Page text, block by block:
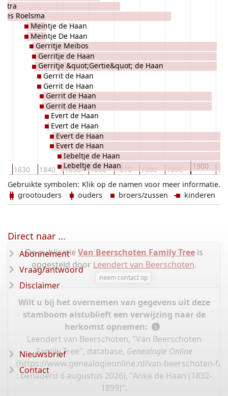
1830 1840 1850 1860 1870 1880 1890 1900
Roelsma
Meintje de Haan
Meintje De Haan
Gerritje Meibos
Gerritje de Haan
Gerritje &quot;Gertie&quot; de Haan
Gerrit de Haan
Gerrit de Haan
Gerrit de Haan
Gerrit de Haan
Evert de Haan
Evert de Haan
Evert de Haan
Evert de Haan
Iebeltje de Haan
Lebeltje de Haan
Klik op de namen voor meer informatie.
Gebruikte symbolen:
grootouders
ouders broers/zussen kinderen
De publicatie Van Beerschoten Family Treeis
opgesteld door Leendert van Beerschoten.
neem contact op
Wilt u bij het overnemen van gegevens uit deze
stamboom alstublieft een verwijzing naar de
herkomst opnemen:
Leendert van Beerschoten, "Van Beerschoten
Family Tree", database, Genealogie Online
(https://www.genealogieonline.nl/van-beerschoten-
: benaderd 6 augustus 2026), "Anke de Haan (1832-
1899)".
Direct naar ...
Abonnement
Vraag/antwoord
Disclaimer
Nieuwsbrief
Contact